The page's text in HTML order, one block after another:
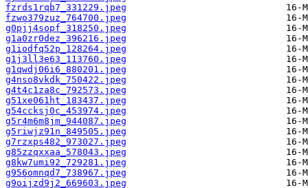
fzrds1rqb7_331229.jpeg
fzwo379zuz_764700.jpeg
g0pjj4sopf_318250.jpeg
g1a0zr0dez_396216.jpeg
g1iodfq52p_128264.jpeg
g1j3ll3e63_113760.jpeg
g1qwdj06i6_880201.jpeg
g4nso8vkdk_750422.jpeg
g4t4c1za8c_792573.jpeg
g51xe061ht_183437.jpeg
g54ccksj0c_453974.jpeg
g5r4m6m8jm_944087.jpeg
g5riwjz91n_849505.jpeg
g7rzxps482_973027.jpeg
g85zzqxxaa_578043.jpeg
g8kw7umi92_729281.jpeg
g956omnqd7_738967.jpeg
g9oijzd9j2_669603.jpeg